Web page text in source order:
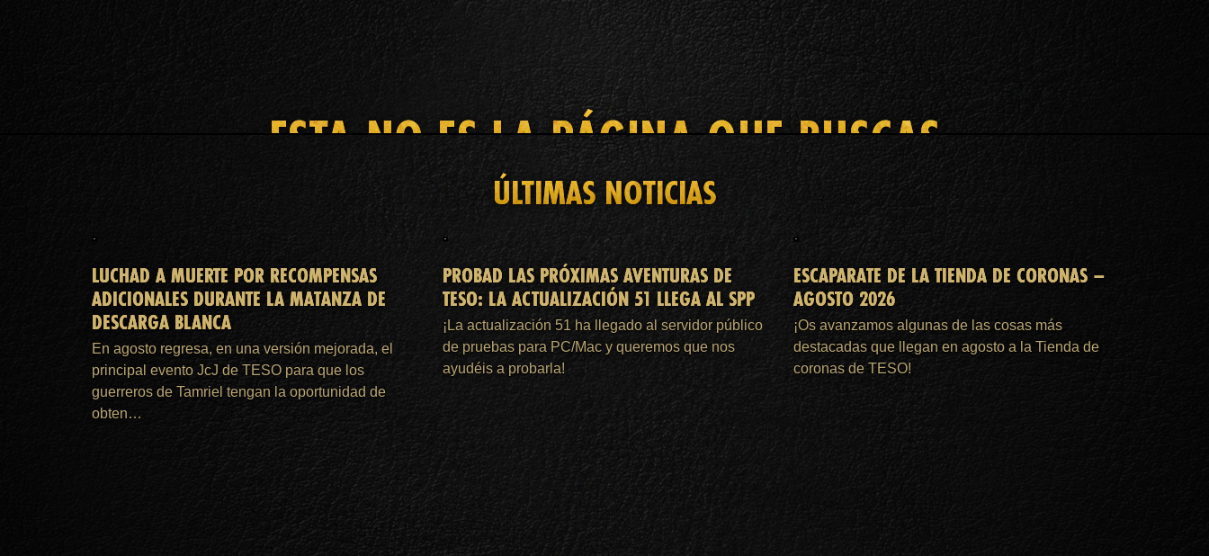
ESTA NO ES LA PÁGINA QUE BUSCAS
INICIO MEMBRESÍA DE ESO PLUS™ ASISTENCIA
ÚLTIMAS NOTICIAS
LUCHAD A MUERTE POR RECOMPENSAS
ADICIONALES DURANTE LA MATANZA DE
DESCARGA BLANCA
En agosto regresa, en una versión mejorada, el
principal evento JcJ de TESO para que los
guerreros de Tamriel tengan la oportunidad de
obten…
PROBAD LAS PRÓXIMAS AVENTURAS DE
TESO: LA ACTUALIZACIÓN 51 LLEGA AL SPP
¡La actualización 51 ha llegado al servidor público
de pruebas para PC/Mac y queremos que nos
ayudéis a probarla!
ESCAPARATE DE LA TIENDA DE CORONAS –
AGOSTO 2026
¡Os avanzamos algunas de las cosas más
destacadas que llegan en agosto a la Tienda de
coronas de TESO!